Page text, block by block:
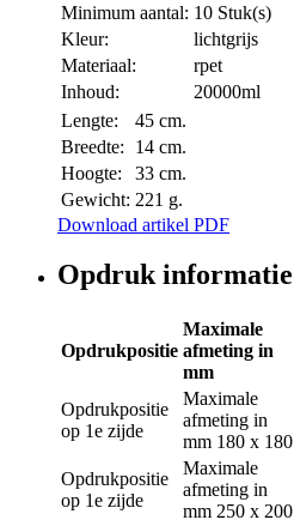
Minimum aantal: 10 Stuk(s)
Kleur:
lichtgrijs
Materiaal:
rpet
Inhoud:
20000ml
Lengte:
45 cm.
Breedte:
14 cm.
Hoogte:
33 cm.
Gewicht: 221 g.
Download artikel PDF
Opdruk informatie
Opdrukpositie
Maximale
afmeting in
mm
Opdrukpositie
op 1e zijde
Maximale
afmeting in
mm 180 x 180
Opdrukpositie
op 1e zijde
Maximale
afmeting in
mm 250 x 200